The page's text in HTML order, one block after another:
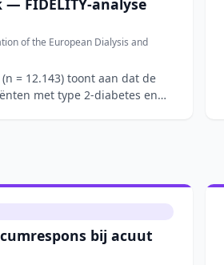
FIDELITY-analyse
of the European Dialysis and
= 12.143) toont aan dat de
met type 2-diabetes en
bij acuut